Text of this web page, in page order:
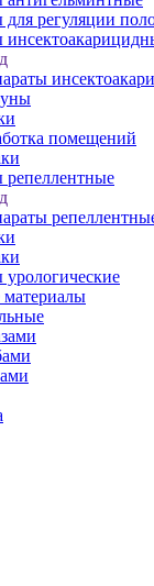
для регуляции
помещений
репеллентные
материалы